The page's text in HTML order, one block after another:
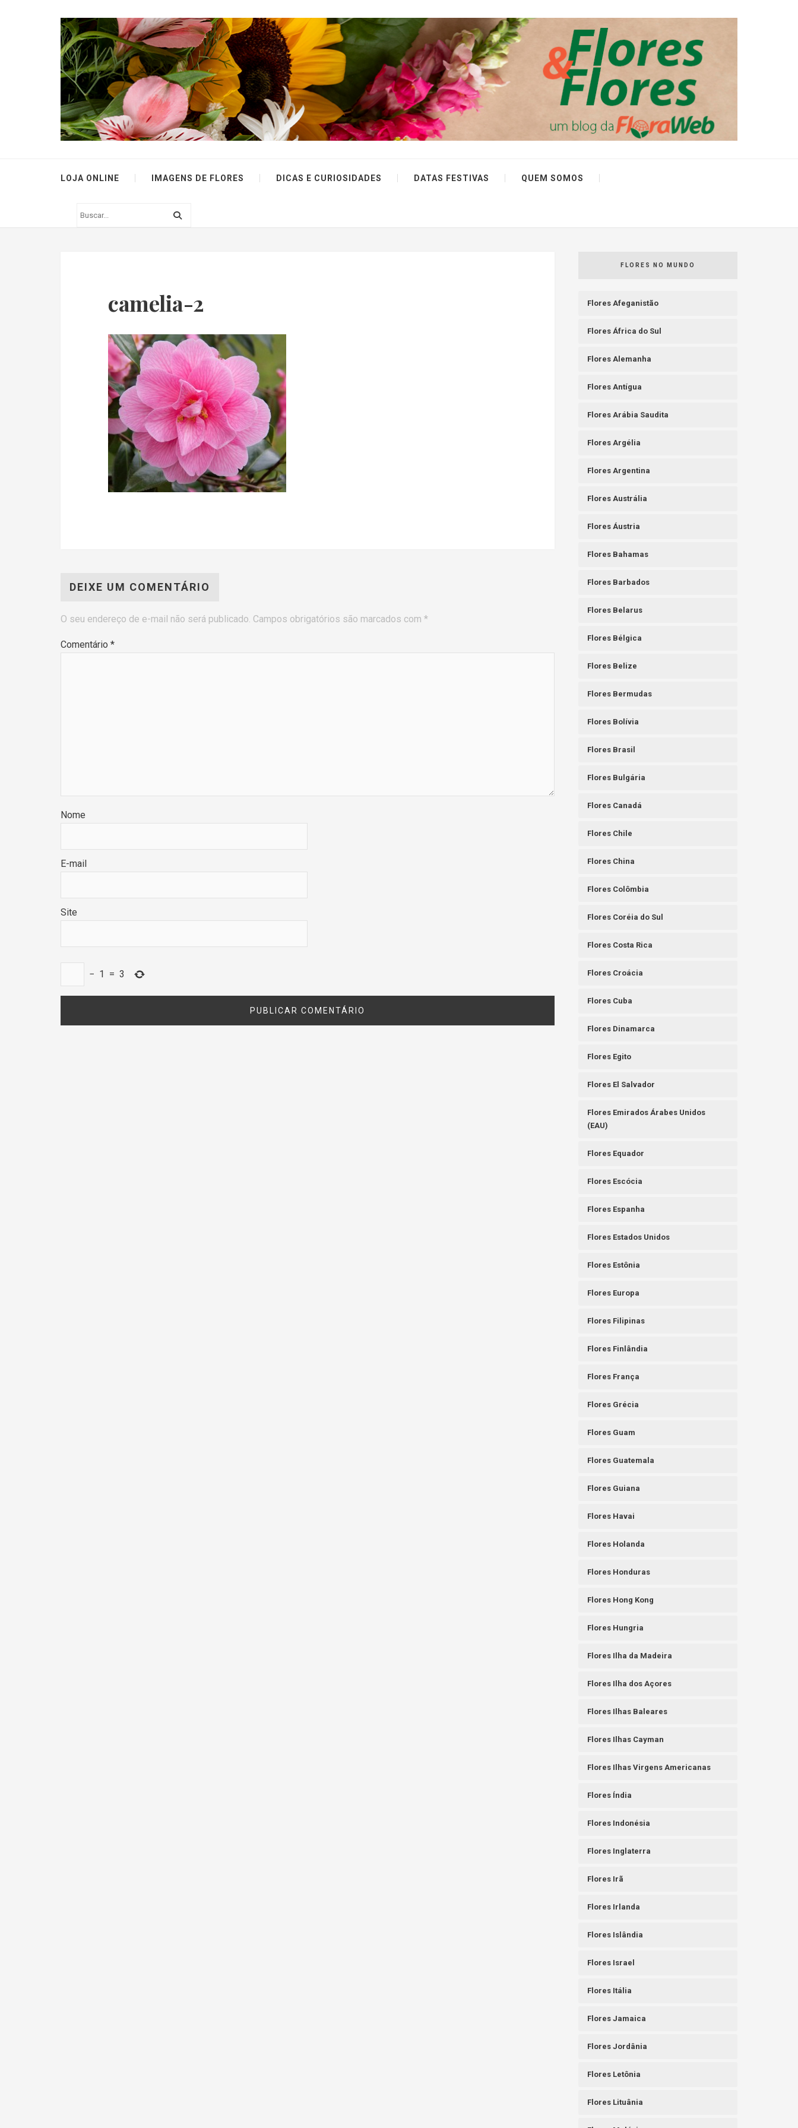
LOJA ONLINE IMAGENS DE FLORES DICAS E CURIOSIDADES DATAS FESTIVAS QUEM SOMOS
camelia-2
DEIXE UM COMENTÁRIO
O seu endereço de e-mail não será publicado. Campos obrigatórios são marcados com *
Comentário *
Nome
E-mail
Site
− 1 = 3
FLORES NO MUNDO
Flores Afeganistão
Flores África do Sul
Flores Alemanha
Flores Antígua
Flores Arábia Saudita
Flores Argélia
Flores Argentina
Flores Austrália
Flores Áustria
Flores Bahamas
Flores Barbados
Flores Belarus
Flores Bélgica
Flores Belize
Flores Bermudas
Flores Bolívia
Flores Brasil
Flores Bulgária
Flores Canadá
Flores Chile
Flores China
Flores Colômbia
Flores Coréia do Sul
Flores Costa Rica
Flores Croácia
Flores Cuba
Flores Dinamarca
Flores Egito
Flores El Salvador
Flores Emirados Árabes Unidos
(EAU)
Flores Equador
Flores Escócia
Flores Espanha
Flores Estados Unidos
Flores Estônia
Flores Europa
Flores Filipinas
Flores Finlândia
Flores França
Flores Grécia
Flores Guam
Flores Guatemala
Flores Guiana
Flores Havai
Flores Holanda
Flores Honduras
Flores Hong Kong
Flores Hungria
Flores Ilha da Madeira
Flores Ilha dos Açores
Flores Ilhas Baleares
Flores Ilhas Cayman
Flores Ilhas Virgens Americanas
Flores Índia
Flores Indonésia
Flores Inglaterra
Flores Irã
Flores Irlanda
Flores Islândia
Flores Israel
Flores Itália
Flores Jamaica
Flores Jordânia
Flores Letônia
Flores Lituânia